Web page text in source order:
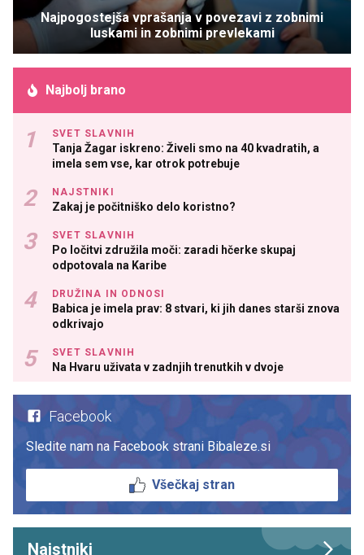
Najpogostejša vprašanja v povezavi z zobnimi
luskami in zobnimi prevlekami
Najbolj brano
SVET SLAVNIH
Tanja Žagar iskreno: Živeli smo na 40 kvadratih, a
imela sem vse, kar otrok potrebuje
NAJSTNIKI
Zakaj je počitniško delo koristno?
SVET SLAVNIH
Po ločitvi združila moči: zaradi hčerke skupaj
odpotovala na Karibe
DRUŽINA IN ODNOSI
Babica je imela prav: 8 stvari, ki jih danes starši znova
odkrivajo
SVET SLAVNIH
Na Hvaru uživata v zadnjih trenutkih v dvoje
Facebook
Sledite nam na Facebook strani Bibaleze.si
Všečkaj stran
Najstniki